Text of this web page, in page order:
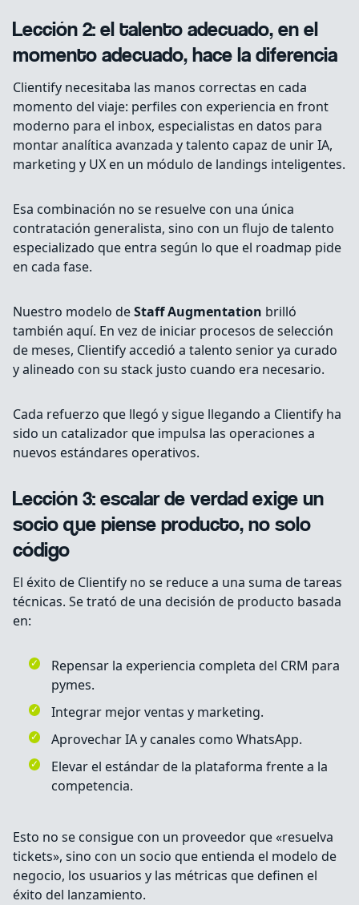
Lección 2: el talento adecuado, en el
momento adecuado, hace la diferencia
Clientify necesitaba las manos correctas en cada
momento del viaje: perfiles con experiencia en front
moderno para el inbox, especialistas en datos para
montar analítica avanzada y talento capaz de unir IA,
marketing y UX en un módulo de landings inteligentes.
Esa combinación no se resuelve con una única
contratación generalista, sino con un flujo de talento
especializado que entra según lo que el roadmap pide
en cada fase.
Nuestro modelo deStaff Augmentation brilló
también aquí. En vez de iniciar procesos de selección
de meses, Clientify accedió a talento senior ya curado
y alineado con su stack justo cuando era necesario.
Cada refuerzo que llegó y sigue llegando a Clientify ha
sido un catalizador que impulsa las operaciones a
nuevos estándares operativos.
Lección 3: escalar de verdad exige un
socio que piense producto, no solo
código
El éxito de Clientify no se reduce a una suma de tareas
técnicas. Se trató de una decisión de producto basada
en:
Repensar la experiencia completa del CRM para
pymes.
Integrar mejor ventas y marketing.
Aprovechar IA y canales como WhatsApp.
Elevar el estándar de la plataforma frente a la
competencia.
Esto no se consigue con un proveedor que «resuelva
tickets», sino con un socio que entienda el modelo de
negocio, los usuarios y las métricas que definen el
éxito del lanzamiento.